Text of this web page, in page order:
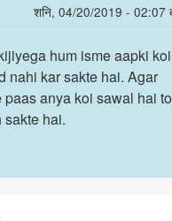
Dushyant
Sharma
शनि, 04/20/2019 - 02:07
In
reply
to
Larkichahiya
by
Mukesh
hum isme aapki koi
nahi kar sakte hai. Agar
paas anya koi sawal hai to
sakte hai.